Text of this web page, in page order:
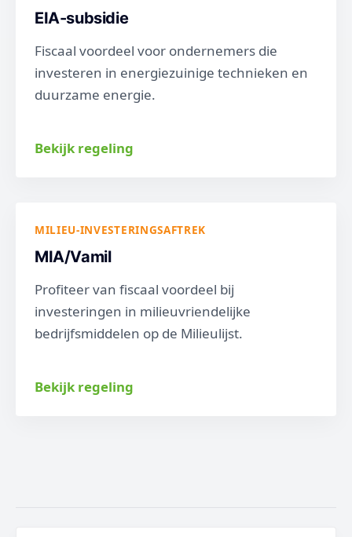
EIA-subsidie
Fiscaal voordeel voor ondernemers die
investeren in energiezuinige technieken en
duurzame energie.
Bekijk regeling
MILIEU-INVESTERINGSAFTREK
MIA/Vamil
Profiteer van fiscaal voordeel bij
investeringen in milieuvriendelijke
bedrijfsmiddelen op de Milieulijst.
Bekijk regeling